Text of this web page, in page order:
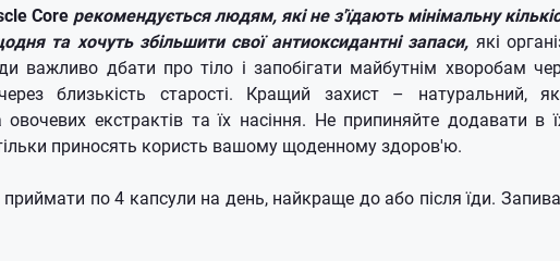
Core рекомендується людям, які не з'їдають мінімальну
та хочуть збільшити свої антиоксидантні запаси, які
важливо дбати про тіло і запобігати майбутнім хворобам
близькість старості. Кращий захист – натуральний,
екстрактів та їх насіння. Не припиняйте додавати в
приносять користь вашому щоденному здоров'ю.
приймати по 4 капсули на день, найкраще до або після їди.